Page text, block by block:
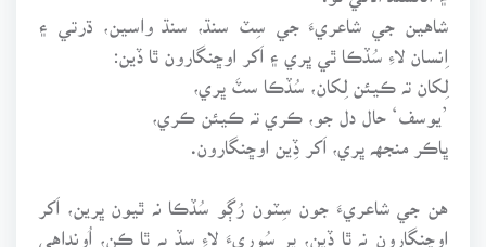
شاهين جي شاعريءَ جي سِٽ سنڌ، سنڌ واسين، ڌرتي ۽
اِنسان لاءِ سُڏڪا ٿي ڀري ۽ اَکر اوڇنگارون ٿا ڏين:
لِکان تہ ڪيئن لِکان، سُڏڪا سٽَ ڀري،
’يوسف‘ حال دل جو، ڪري تہ ڪيئن ڪري،
ڀاڪر منجهہ ڀري، اَکر ڏِين اوڇنگارون.
هن جي شاعريءَ جون سِٽون رُڳو سُڏڪا نہ ٿيون ڀرين، اَکر
اوڇنگارون نہ ٿا ڏِين، پر سُوريءَ لاءِ سڏ بہ ٿا ڪن، اُونداهي